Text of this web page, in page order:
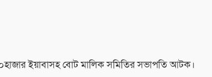
ইয়াবাসহ বোট মালিক সমিতির সভাপতি আটক।